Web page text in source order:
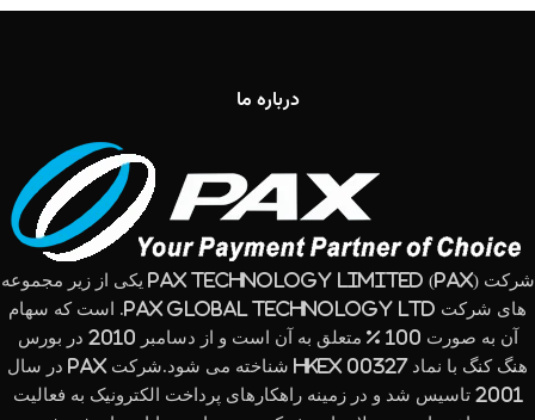
درباره ما
شرکت (PAX Technology Limited (PAX یکی از زیر مجموعه
های شرکت PAX Global Technology Ltd. است که سهام
آن به صورت 100 % متعلق به آن است و از دسامبر 2010 در بورس
هنگ کنگ با نماد HKEx 00327 شناخته می شود.شرکت PAX در سال
2001 تاسیس شد و در زمینه راهکارهای پرداخت الکترونیک به فعالیت